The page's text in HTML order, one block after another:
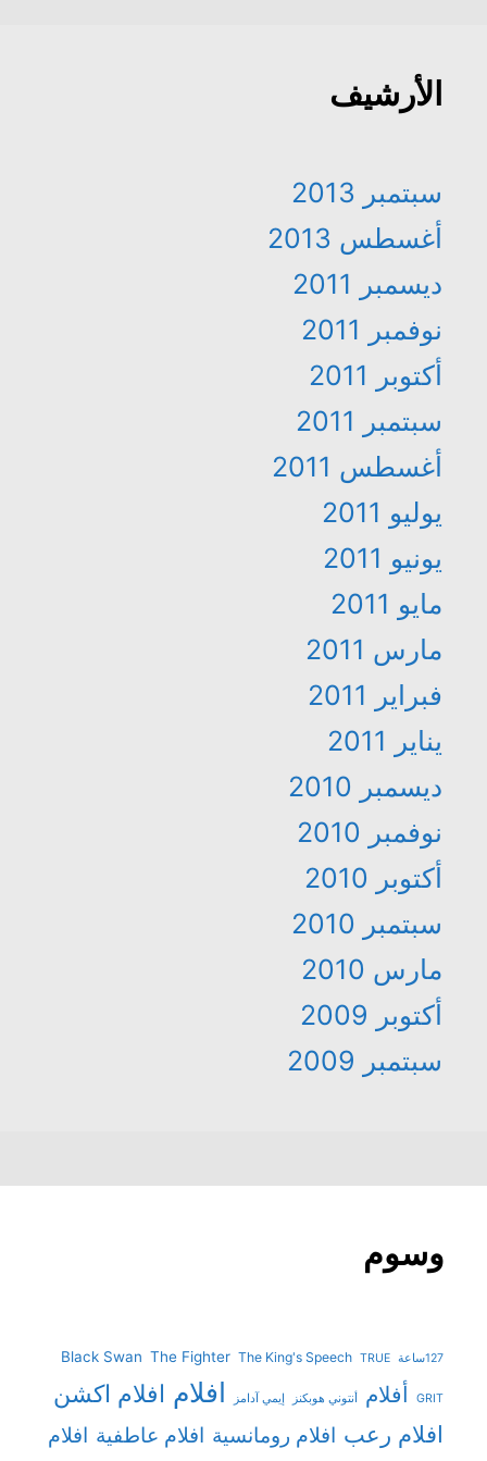
الأرشيف
سبتمبر 2013
أغسطس 2013
ديسمبر 2011
نوفمبر 2011
أكتوبر 2011
سبتمبر 2011
أغسطس 2011
يوليو 2011
يونيو 2011
مايو 2011
مارس 2011
فبراير 2011
يناير 2011
ديسمبر 2010
نوفمبر 2010
أكتوبر 2010
سبتمبر 2010
مارس 2010
أكتوبر 2009
سبتمبر 2009
وسوم
127ساعة Black Swan The Fighter The King's Speech TRUE
GRIT أفلام أنتوني هوبكنز إيمي آدامز افلام افلام اكشن
افلام رعب افلام رومانسية افلام عاطفية افلام